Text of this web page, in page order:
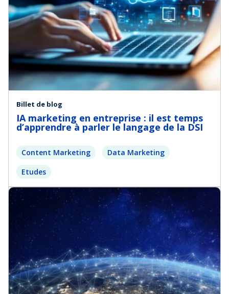
Billet de blog
IA marketing en entreprise : il est temps
d’apprendre à parler le langage de la DSI
Content Marketing
Data Marketing
Etudes